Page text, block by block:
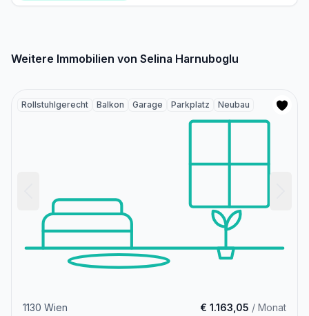
Weitere Immobilien von Selina Harnuboglu
Rollstuhlgerecht Balkon Garage Parkplatz Neubau
1130 Wien € 1.163,05 / Monat